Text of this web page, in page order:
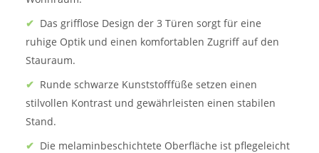
✔ Das grifflose Design der 3 Türen sorgt für eine
ruhige Optik und einen komfortablen Zugriff auf den
Stauraum.
✔ Runde schwarze Kunststofffüße setzen einen
stilvollen Kontrast und gewährleisten einen stabilen
Stand.
✔ Die melaminbeschichtete Oberfläche ist pflegeleicht